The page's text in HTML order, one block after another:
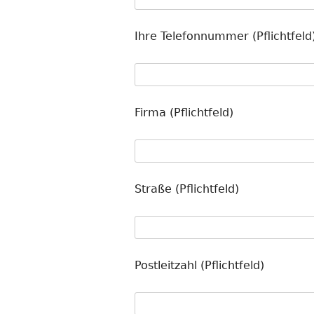
Ihre Telefonnummer
Firma (Pflichtfeld)
Straße (Pflichtfeld)
Postleitzahl (Pflichtfeld)